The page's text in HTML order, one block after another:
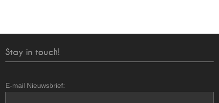
Stay in touch!
E-mail Nieuwsbrief: